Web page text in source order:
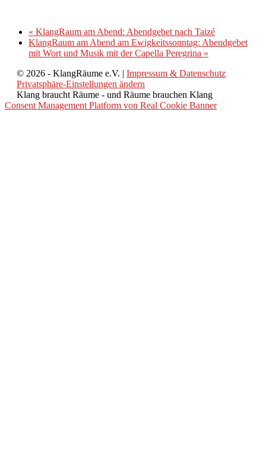
« KlangRaum am Abend: Abendgebet nach Taizé
KlangRaum am Abend am Ewigkeitssonntag: Abendgebet
mit Wort und Musik mit der Capella Peregrina »
© 2026 - KlangRäume e.V. | Impressum & Datenschutz
Privatsphäre-Einstellungen ändern
Klang braucht Räume - und Räume brauchen Klang
Consent Management Platform von Real Cookie Banner